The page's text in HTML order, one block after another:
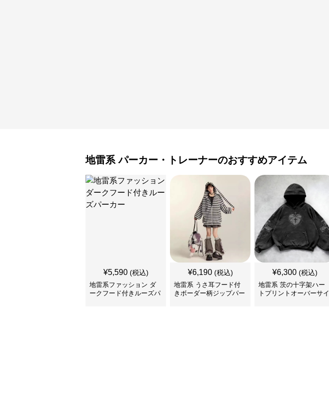
地雷系 パーカー・トレーナーのおすすめアイテム
¥5,590 (税込)
地雷系ファッション ダ
ークフード付きルーズパ
¥6,190 (税込)
地雷系 うさ耳フード付
きボーダー柄ジップパー
¥6,300 (税込)
地雷系 茨の十字架ハー
トプリントオーバーサイ